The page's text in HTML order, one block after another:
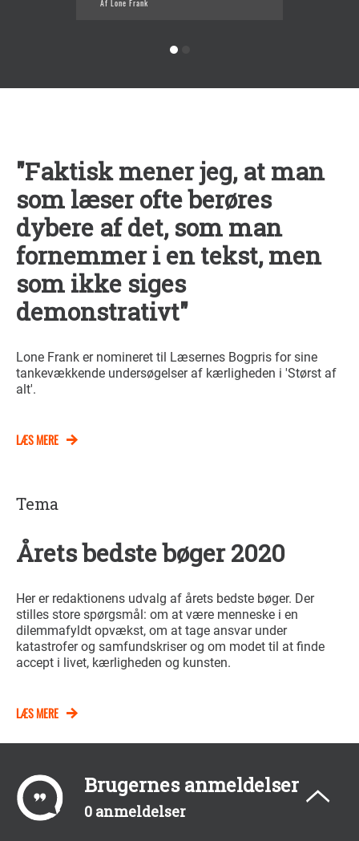
Af Lone Frank
"Faktisk mener jeg, at man
som læser ofte berøres
dybere af det, som man
fornemmer i en tekst, men
som ikke siges
demonstrativt"
Lone Frank er nomineret til Læsernes Bogpris for sine
tankevækkende undersøgelser af kærligheden i 'Størst af
alt'.
LÆS MERE
Tema
Årets bedste bøger 2020
Her er redaktionens udvalg af årets bedste bøger. Der
stilles store spørgsmål: om at være menneske i en
dilemmafyldt opvækst, om at tage ansvar under
katastrofer og samfundskriser og om modet til at finde
accept i livet, kærligheden og kunsten.
LÆS MERE
Brugernes anmeldelser
0 anmeldelser